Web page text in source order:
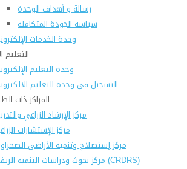
رسالة و أهداف الوحدة
سياسة الجودة المتكاملة
وحدة الخدمات
التعليم
وحدة التعليم
التسجيل فى وحدة التعليم
المراكز ذات
مركز الإرشاد الزراعي
مركز الإستشارات
مركز إستصلاح وتنمية الأراضى
مركز بحوث ودراسات التنمية الريفية (CRDRS)